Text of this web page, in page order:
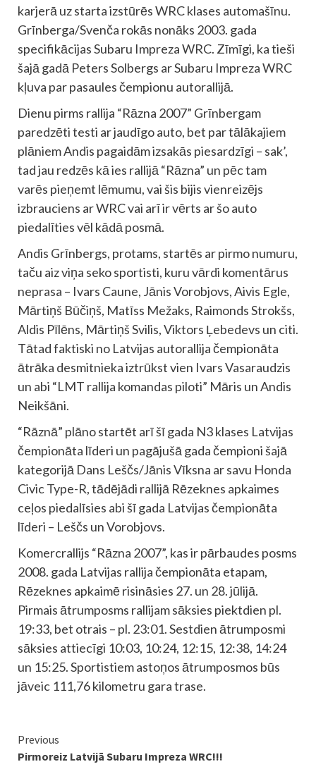
karjerā uz starta izstūrēs WRC klases automašīnu.
Grīnberga/Svenča rokās nonāks 2003. gada
specifikācijas Subaru Impreza WRC. Zīmīgi, ka tieši
šajā gadā Peters Solbergs ar Subaru Impreza WRC
kļuva par pasaules čempionu autorallijā.
Dienu pirms rallija “Rāzna 2007” Grīnbergam
paredzēti testi ar jaudīgo auto, bet par tālākajiem
plāniem Andis pagaidām izsakās piesardzīgi – sak’,
tad jau redzēs kā ies rallijā “Rāzna” un pēc tam
varēs pieņemt lēmumu, vai šis bijis vienreizējs
izbrauciens ar WRC vai arī ir vērts ar šo auto
piedalīties vēl kādā posmā.
Andis Grīnbergs, protams, startēs ar pirmo numuru,
taču aiz viņa seko sportisti, kuru vārdi komentārus
neprasa – Ivars Caune, Jānis Vorobjovs, Aivis Egle,
Mārtiņš Būčiņš, Matīss Mežaks, Raimonds Strokšs,
Aldis Pīlēns, Mārtiņš Svilis, Viktors Ļebedevs un citi.
Tātad faktiski no Latvijas autorallija čempionāta
ātrāka desmitnieka iztrūkst vien Ivars Vasaraudzis
un abi “LMT rallija komandas piloti” Māris un Andis
Neikšāni.
“Rāznā” plāno startēt arī šī gada N3 klases Latvijas
čempionāta līderi un pagājušā gada čempioni šajā
kategorijā Dans Leščs/Jānis Vīksna ar savu Honda
Civic Type-R, tādējādi rallijā Rēzeknes apkaimes
ceļos piedalīsies abi šī gada Latvijas čempionāta
līderi – Leščs un Vorobjovs.
Komercrallijs “Rāzna 2007”, kas ir pārbaudes posms
2008. gada Latvijas rallija čempionāta etapam,
Rēzeknes apkaimē risināsies 27. un 28. jūlijā.
Pirmais ātrumposms rallijam sāksies piektdien pl.
19:33, bet otrais – pl. 23:01. Sestdien ātrumposmi
sāksies attiecīgi 10:03, 10:24, 12:15, 12:38, 14:24
un 15:25. Sportistiem astoņos ātrumposmos būs
jāveic 111,76 kilometru gara trase.
Continue
Previous
Pirmoreiz Latvijā Subaru Impreza WRC!!!